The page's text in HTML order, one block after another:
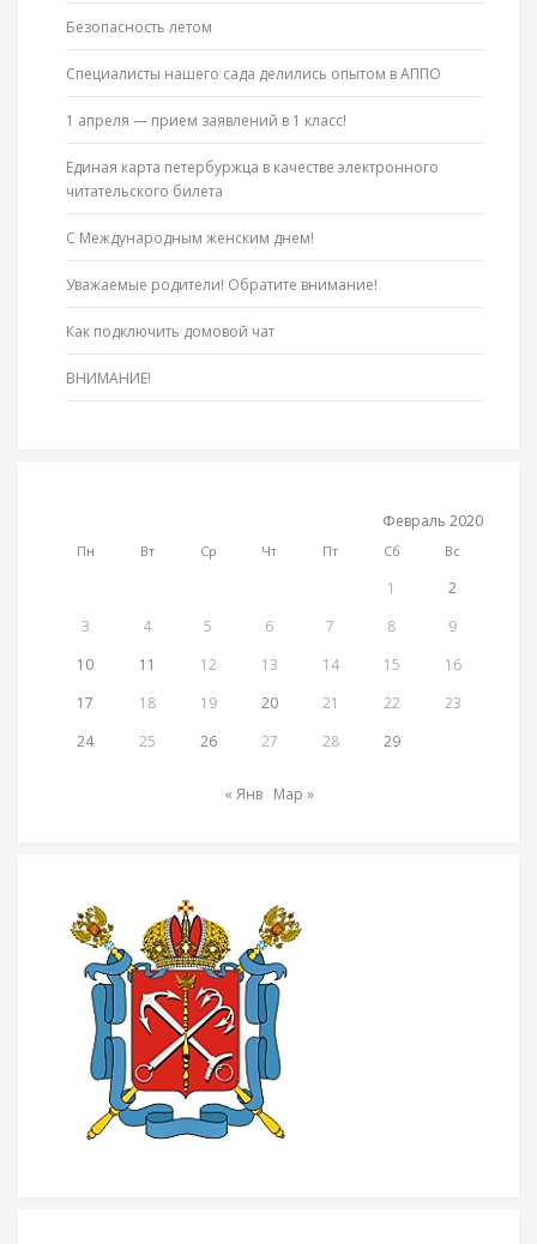
Безопасность летом
Специалисты нашего сада делились опытом в АППО
1 апреля — прием заявлений в 1 класс!
Единая карта петербуржца в качестве электронного
читательского билета
С Международным женским днем!
Уважаемые родители! Обратите внимание!
Как подключить домовой чат
ВНИМАНИЕ!
Февраль 2020
Пн Вт Ср Чт Пт Сб Вс
1
2
3
4 5 6 7 8
9
10
11 12 13 14 15
16
17
18 19 20 21 22
23
24
25 26 27 28 29
« Янв Мар »